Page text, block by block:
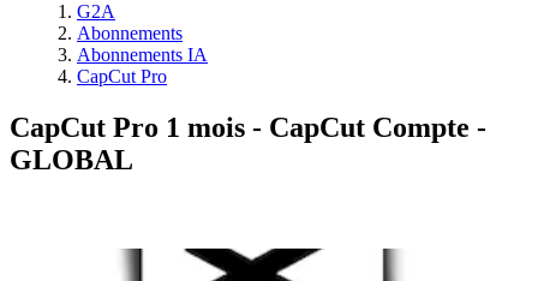
G2A
Abonnements
Abonnements IA
CapCut Pro
CapCut Pro 1 mois - CapCut Compte -
GLOBAL